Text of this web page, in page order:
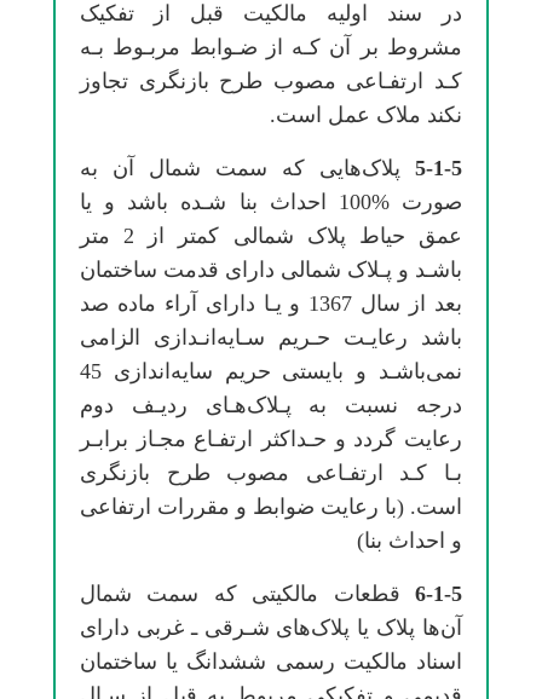
در ﺳﻨﺪ اوﻟﻴﻪ ﻣﺎﻟﻜﻴﺖ ﻗﺒﻞ از تفکیک
ﻣﺸﺮوط ﺑﺮ آن ﻛـﻪ از ﺿـﻮاﺑﻂ ﻣﺮﺑـﻮط ﺑـﻪ
ﻛـﺪ ارﺗﻔـﺎعی ﻣﺼﻮب ﻃﺮح ﺑﺎزﻧﮕﺮی ﺗﺠﺎوز
ﻧﻜﻨﺪ ﻣﻼک ﻋﻤﻞ اﺳﺖ.
5-1-5 ﭘﻼکﻫﺎیی ﻛﻪ ﺳﻤﺖ ﺷﻤﺎل آن ﺑﻪ
ﺻﻮرت %100 اﺣﺪاث ﺑﻨﺎ ﺷـﺪه ﺑﺎﺷﺪ و ﻳﺎ
ﻋﻤﻖ ﺣﻴﺎط ﭘﻼک ﺷﻤﺎلی ﻛﻤﺘﺮ از 2 ﻣﺘﺮ
ﺑﺎﺷـﺪ و ﭘـﻼک ﺷﻤﺎلی دارای ﻗﺪﻣﺖ ﺳﺎﺧﺘﻤﺎن
ﺑﻌﺪ از ﺳﺎل 1367 و ﻳـﺎ دارای آراء ﻣﺎده ﺻﺪ
ﺑﺎﺷﺪ رﻋﺎﻳـﺖ ﺣـﺮﻳﻢ ﺳـﺎﻳﻪاﻧـﺪازی اﻟﺰامی
نمیﺑﺎﺷـﺪ و ﺑﺎیستی ﺣﺮﻳﻢ ﺳﺎﻳﻪاﻧﺪازی 45
درﺟﻪ ﻧﺴﺒﺖ ﺑﻪ ﭘـﻼکﻫـﺎی ردﻳـﻒ دوم
رﻋﺎﻳﺖ ﮔﺮدد و ﺣـﺪاﻛﺜﺮ ارﺗﻔـﺎع ﻣﺠـﺎز ﺑﺮاﺑـﺮ
ﺑـﺎ ﻛـﺪ ارﺗﻔـﺎعی ﻣﺼﻮب ﻃﺮح ﺑﺎزﻧﮕﺮی
اﺳﺖ. (ﺑﺎ رﻋﺎﻳﺖ ﺿﻮاﺑﻂ و ﻣﻘﺮرات ارﺗﻔﺎعی
و اﺣﺪاث ﺑﻨﺎ)
6-1-5
ﻗﻄﻌﺎت ﻣﺎلکیتی ﻛﻪ ﺳﻤﺖ ﺷﻤﺎل
آنﻫﺎ ﭘﻼک ﻳﺎ ﭘﻼکﻫﺎی ﺷـﺮقی ـ ﻏﺮبی دارای
اﺳﻨﺎد ﻣﺎﻟﻜﻴﺖ رسمی ﺷﺸﺪاﻧﮓ ﻳﺎ ﺳﺎﺧﺘﻤﺎن